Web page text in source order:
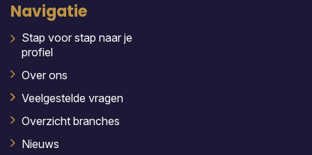
Navigatie
Stap voor stap naar je
profiel
Over ons
Veelgestelde vragen
Overzicht branches
Nieuws